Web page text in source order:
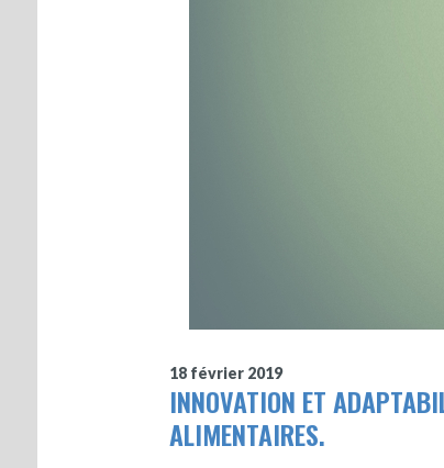
18 février 2019
INNOVATION ET
ALIMENTAIRES.